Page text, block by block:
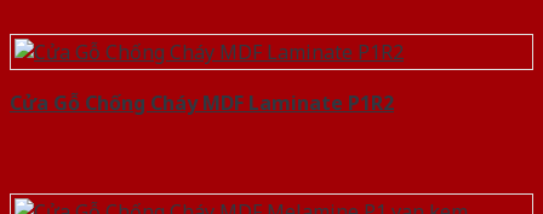
Cửa Gỗ Chống Cháy MDF Laminate P1R2